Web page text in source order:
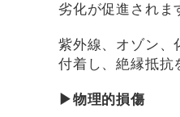
劣化が促進されま
紫外線、オゾン、
付着し、絶縁抵抗
▶物理的損傷